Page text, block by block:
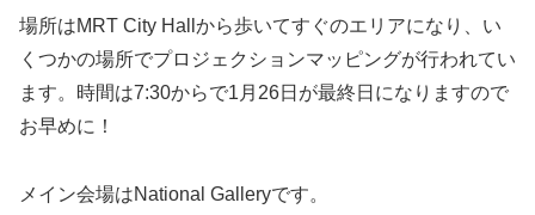
場所はMRT City Hallから歩いてすぐのエリアになり、い
くつかの場所でプロジェクションマッピングが行われてい
ます。時間は7:30からで1月26日が最終日になりますので
お早めに！
メイン会場はNational Galleryです。